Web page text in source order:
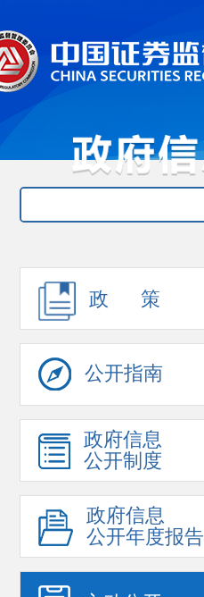
政 策
公开指南
政府信息
公开制度
政府信息
公开年度报告